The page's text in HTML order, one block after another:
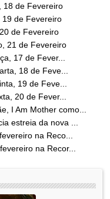
18 de Fevereiro
de Fevereiro
de Fevereiro
21 de Fevereiro
17 de Fever...
18 de Feve...
19 de Feve...
20 de Fever...
I Am Mother como...
estreia da nova ...
na Reco...
na Recor...